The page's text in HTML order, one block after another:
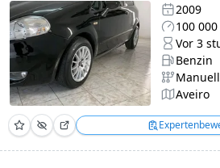
2009
100
Vor 3
Benzin
Manuell
Aveiro